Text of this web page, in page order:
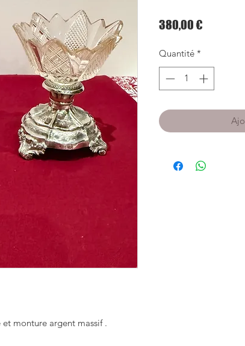
monture argent massif .
380,00 €
Quantité *